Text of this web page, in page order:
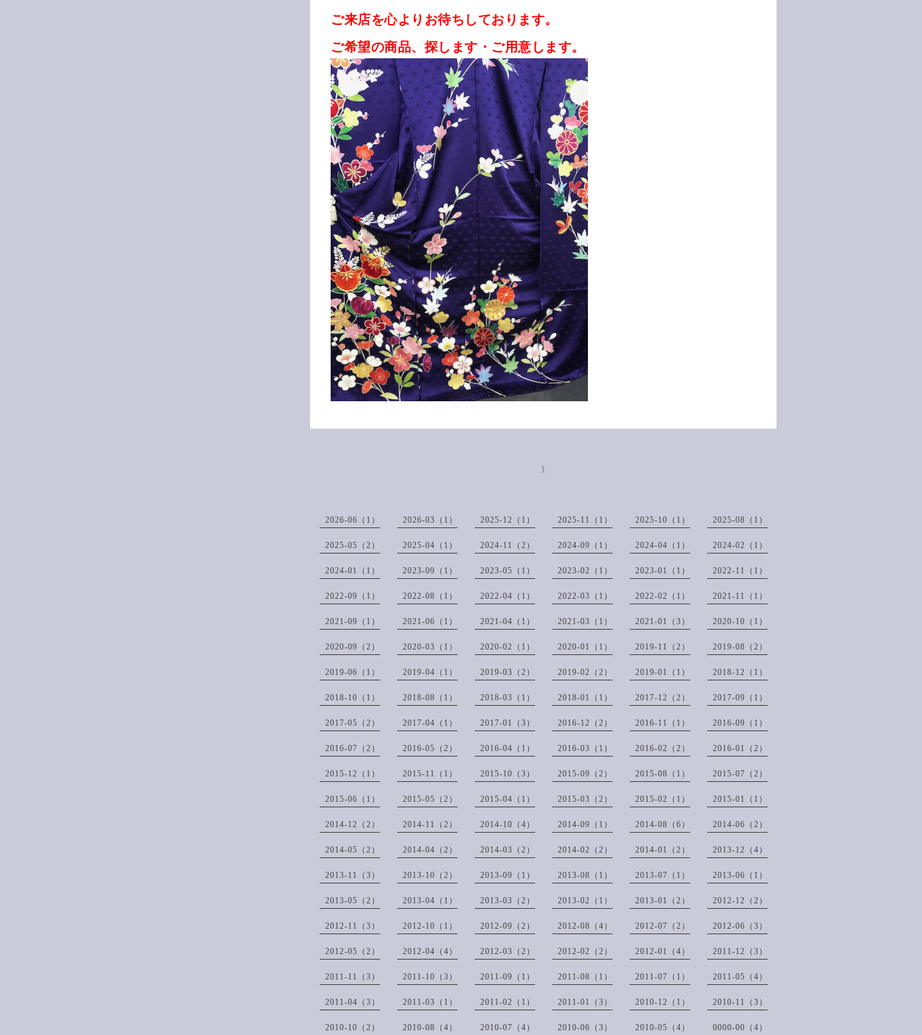
ご来店を心よりお待ちしております。
ご希望の商品、探します・ご用意します。
1
2026-06（1） 2026-03（1） 2025-12（1） 2025-11（1） 2025-10（1） 2025-08（1）
2025-05（2） 2025-04（1） 2024-11（2） 2024-09（1） 2024-04（1） 2024-02（1）
2024-01（1） 2023-09（1） 2023-05（1） 2023-02（1） 2023-01（1） 2022-11（1）
2022-09（1） 2022-08（1） 2022-04（1） 2022-03（1） 2022-02（1） 2021-11（1）
2021-09（1） 2021-06（1） 2021-04（1） 2021-03（1） 2021-01（3） 2020-10（1）
2020-09（2） 2020-03（1） 2020-02（1） 2020-01（1） 2019-11（2） 2019-08（2）
2019-06（1） 2019-04（1） 2019-03（2） 2019-02（2） 2019-01（1） 2018-12（1）
2018-10（1） 2018-08（1） 2018-03（1） 2018-01（1） 2017-12（2） 2017-09（1）
2017-05（2） 2017-04（1） 2017-01（3） 2016-12（2） 2016-11（1） 2016-09（1）
2016-07（2） 2016-05（2） 2016-04（1） 2016-03（1） 2016-02（2） 2016-01（2）
2015-12（1） 2015-11（1） 2015-10（3） 2015-09（2） 2015-08（1） 2015-07（2）
2015-06（1） 2015-05（2） 2015-04（1） 2015-03（2） 2015-02（1） 2015-01（1）
2014-12（2） 2014-11（2） 2014-10（4） 2014-09（1） 2014-08（6） 2014-06（2）
2014-05（2） 2014-04（2） 2014-03（2） 2014-02（2） 2014-01（2） 2013-12（4）
2013-11（3） 2013-10（2） 2013-09（1） 2013-08（1） 2013-07（1） 2013-06（1）
2013-05（2） 2013-04（1） 2013-03（2） 2013-02（1） 2013-01（2） 2012-12（2）
2012-11（3） 2012-10（1） 2012-09（2） 2012-08（4） 2012-07（2） 2012-06（3）
2012-05（2） 2012-04（4） 2012-03（2） 2012-02（2） 2012-01（4） 2011-12（3）
2011-11（3） 2011-10（3） 2011-09（1） 2011-08（1） 2011-07（1） 2011-05（4）
2011-04（3） 2011-03（1） 2011-02（1） 2011-01（3） 2010-12（1） 2010-11（3）
2010-10（2） 2010-08（4） 2010-07（4） 2010-06（3） 2010-05（4） 0000-00（4）